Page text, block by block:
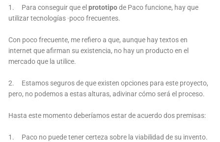
1. Para conseguir que elprototipode Paco funcione, hay que
utilizar tecnologías ·poco frecuentes.
Con poco frecuente, me refiero a que, aunque hay textos en
internet que afirman su existencia, no hay un producto en el
mercado que la utilice.
2. Estamos seguros de que existen opciones para este proyecto,
pero, no podemos a estas alturas, adivinar cómo será el proceso.
Hasta este momento deberíamos estar de acuerdo dos premisas:
1. Paco no puede tener certeza sobre la viabilidad de su invento.